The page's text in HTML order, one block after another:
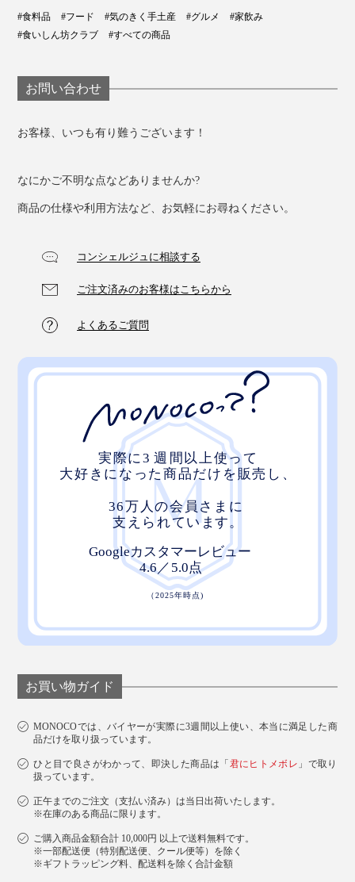
#食料品 #フード #気のきく手土産 #グルメ
#家飲み
#食いしん坊クラブ
#すべての商品
お問い合わせ
お客様、いつも有り難うございます！
なにかご不明な点などありませんか?
商品の仕様や利用方法など、お気軽にお尋ねください。
コンシェルジュに相談する
ご注文済みのお客様はこちらから
よくあるご質問
お買い物ガイド
MONOCOでは、バイヤーが実際に3週間以上使い、本当に満足した商
品だけを取り扱っています。
ひと目で良さがわかって、即決した商品は「 君にヒトメボレ 」で取り
扱っています。
正午までのご注文（支払い済み）は当日出荷いたします。
※在庫のある商品に限ります。
ご購入商品金額合計 10,000円 以上で送料無料です。
※一部配送便（特別配送便、クール便等）を除く
※ギフトラッピング料、配送料を除く合計金額